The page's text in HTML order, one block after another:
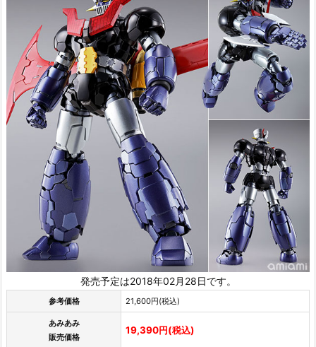
発売予定は2018年02月28日です。
参考価格 21,600円(税込)
あみあみ
販売価格
19,390円(税込)